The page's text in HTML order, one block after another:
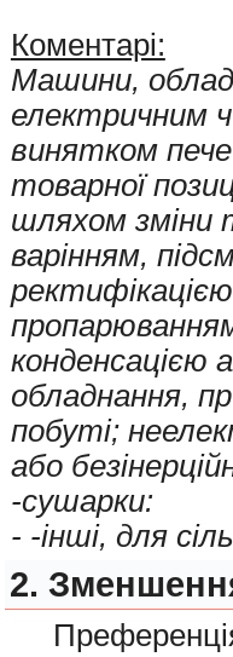
Коментарі:
Машини,
електричним
винятком
товарної
шляхом змiни
варiнням,
ректифiкацiєю, стерилiзацiєю,
пропарюванням,
конденсацiєю
обладнання,
побутi;
або
-сушарки:
2.